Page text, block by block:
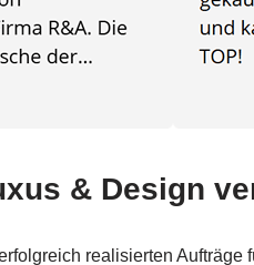
& Design
realisierten